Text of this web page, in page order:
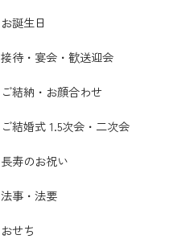
お誕生日
接待・宴会・歓送迎会
ご結納・お顔合わせ
ご結婚式 1.5次会・二次会
長寿のお祝い
法事・法要
おせち